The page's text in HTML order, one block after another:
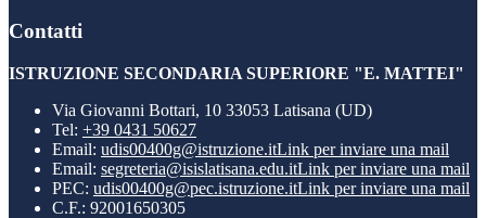
Contatti
ISTRUZIONE SECONDARIA SUPERIORE "E. MATTEI"
Via Giovanni Bottari, 10 33053 Latisana (UD)
Tel: +39 0431 50627
Email: udis00400g@istruzione.itLink per inviare una mail
Email: segreteria@isislatisana.edu.itLink per inviare una mail
PEC: udis00400g@pec.istruzione.itLink per inviare una mail
C.F.: 92001650305